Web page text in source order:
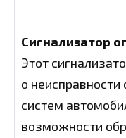
Сигнализатор
Этот
о неисправности
систем
возможности